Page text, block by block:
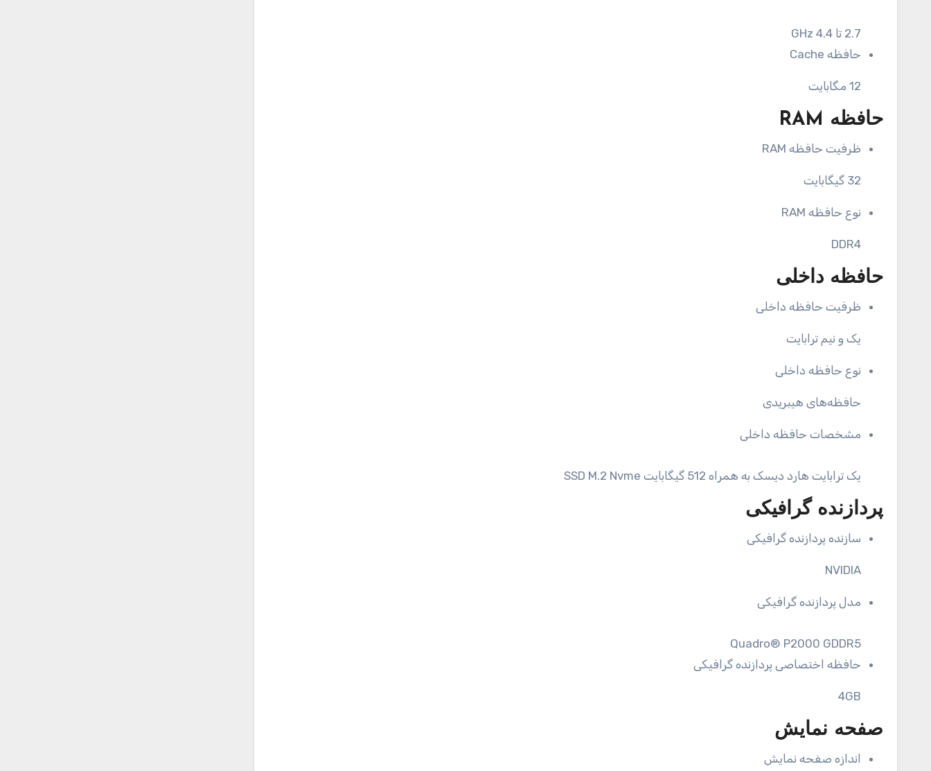
2.7 تا 4.4 GHz
حافظه Cache
12 مگابایت
حافظه RAM
ظرفیت حافظه RAM
32 گیگابایت
نوع حافظه RAM
DDR4
حافظه داخلی
ظرفیت حافظه داخلی
یک و نیم ترابایت
نوع حافظه داخلی
حافظه‌های هیبریدی
مشخصات حافظه داخلی
یک ترابایت هارد دیسک به همراه 512 گیگابایت SSD M.2 Nvme
پردازنده گرافیکی
سازنده پردازنده گرافیکی
NVIDIA
مدل پردازنده گرافیکی
Quadro® P2000 GDDR5
حافظه اختصاصی پردازنده گرافیکی
4GB
صفحه نمایش
اندازه صفحه نمایش